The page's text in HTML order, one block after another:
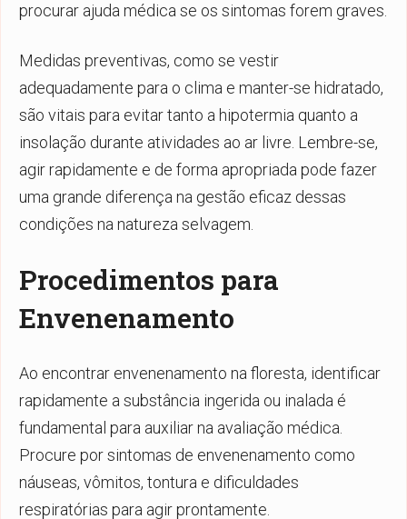
procurar ajuda médica se os sintomas forem graves.
Medidas preventivas, como se vestir
adequadamente para o clima e manter-se hidratado,
são vitais para evitar tanto a hipotermia quanto a
insolação durante atividades ao ar livre. Lembre-se,
agir rapidamente e de forma apropriada pode fazer
uma grande diferença na gestão eficaz dessas
condições na natureza selvagem.
Procedimentos para
Envenenamento
Ao encontrar envenenamento na floresta, identificar
rapidamente a substância ingerida ou inalada é
fundamental para auxiliar na avaliação médica.
Procure por sintomas de envenenamento como
náuseas, vômitos, tontura e dificuldades
respiratórias para agir prontamente.